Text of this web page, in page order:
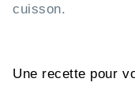
cuisson.
Une recette pour